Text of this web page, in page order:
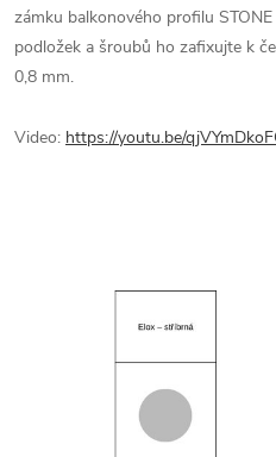
zámku balkonového profilu
podložek a šroubů ho zafixujte k
0,8 mm.
Video: https://youtu.be/